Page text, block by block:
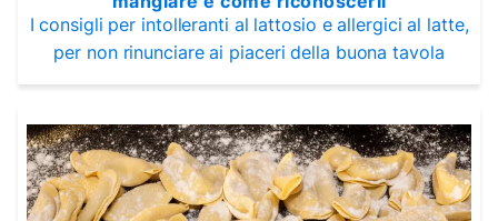
I consigli per intolleranti al lattosio e allergici al latte,
per non rinunciare ai piaceri della buona tavola